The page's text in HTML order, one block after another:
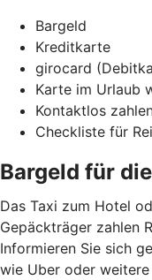
Bargeld
Kreditkarte
girocard
Karte im Urlaub
Kontaktlos
Checkliste für
Bargeld für
Das Taxi zum Hotel
Gepäckträger zahlen
Informieren Sie sich
wie Uber oder